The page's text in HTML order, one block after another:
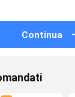
Continua